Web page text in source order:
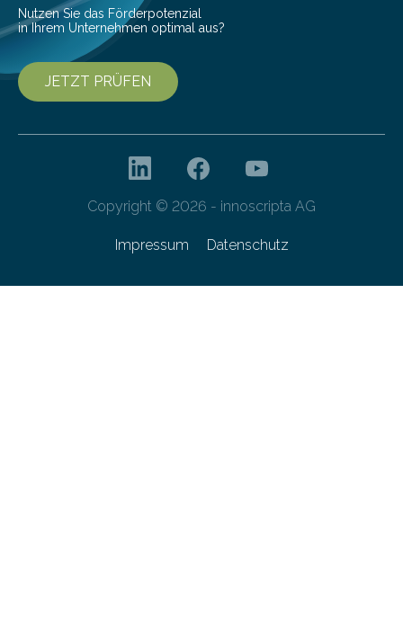
Nutzen Sie das Förderpotenzial
in Ihrem Unternehmen optimal aus?
JETZT PRÜFEN
Copyright © 2026 - innoscripta AG
Impressum Datenschutz